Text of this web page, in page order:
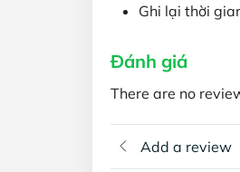
Ghi lại thời
Đánh giá
There are no
Add a review